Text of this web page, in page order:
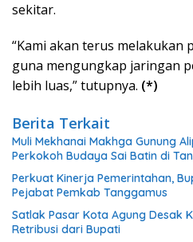
sekitar.
“Kami akan terus melakukan
guna mengungkap jaringan
lebih luas,” tutupnya. (*)
Berita Terkait
Muli Mekhanai Makhga Gunung
Perkokoh Budaya Sai Batin di
Perkuat Kinerja Pemerintahan,
Pejabat Pemkab Tanggamus
Satlak Pasar Kota Agung Desak
Retribusi dari Bupati